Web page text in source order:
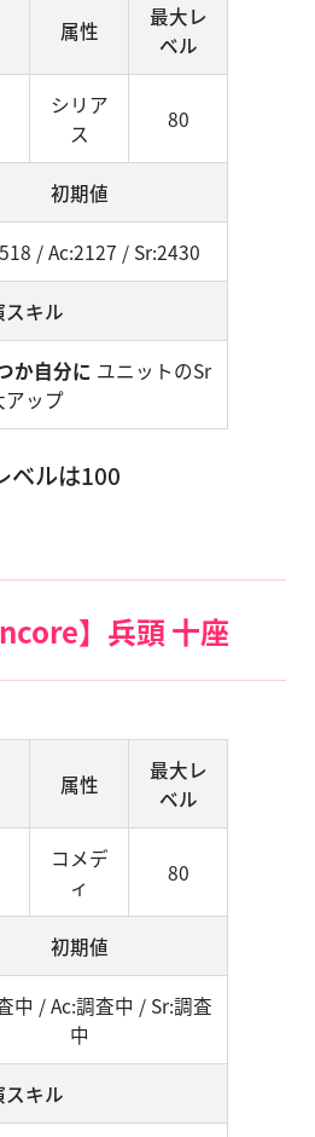
属性
最大レ
ベル
シリア
ス
80
初期値
/ Ac:2127 / Sr:2430
スキル
か自分に ユニットのSr
アップ
ベルは100
】兵頭 十座
属性
最大レ
ベル
コメデ
ィ
80
初期値
中 / Ac:調査中 / Sr:調査
中
スキル